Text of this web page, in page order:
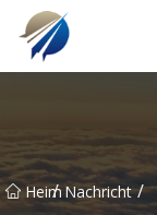
Heim
/ Nachricht /